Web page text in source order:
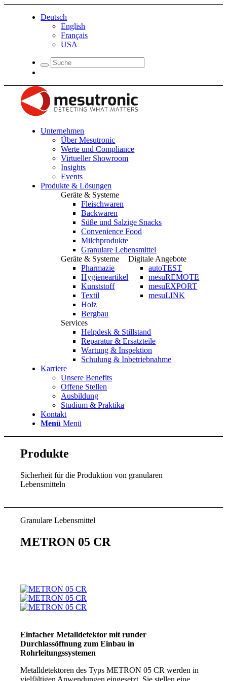
Deutsch
English
Français
USA
Unternehmen
Über Mesutronic
Werte und Compliance
Virtueller Showroom
Insights
Events
Produkte & Lösungen
Geräte & Systeme
Fleischwaren
Backwaren
Süße und Salzige Snacks
Convenience Food
Milchprodukte
Granulare Lebensmittel
Geräte & Systeme
Pharmazie
Hygieneartikel
Kunststoff
Textil
Holz
Bergbau
Digitale Angebote
autoTEST
mesuREMOTE
mesuEXPORT
mesuLINK
Services
Helpdesk & Stillstand
Reparatur & Ersatzteile
Wartung & Inspektion
Schulung & Inbetriebnahme
Karriere
Unsere Benefits
Offene Stellen
Ausbildung
Studium & Praktika
Kontakt
Menü Menü
Produkte
Sicherheit für die Produktion von granularen
Lebensmitteln
Granulare Lebensmittel
METRON 05 CR
Einfacher Metalldetektor mit runder
Durchlassöffnung zum Einbau in
Rohrleitungssystemen
Metalldetektoren des Typs METRON 05 CR werden in
vielfältigen Anwendungen eingesetzt. Sie stellen eine